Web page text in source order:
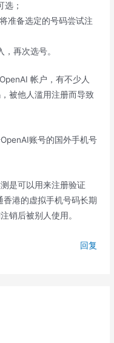
；
准备选定的号码尝试注
再次选号。
帐户，有不少人
被他人滥用注册而导致
账号的国外手机号
是可以用来注册验证
港的虚拟手机号码长期
销后被别人使用。
回复